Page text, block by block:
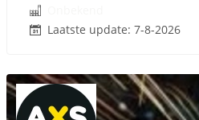
Laatste update: 7-8-2026